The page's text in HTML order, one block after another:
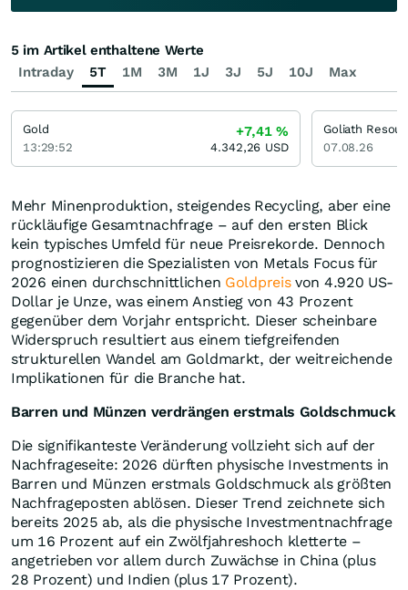
Mehr Minenproduktion, steigendes Recycling, aber eine
rückläufige Gesamtnachfrage – auf den ersten Blick
kein typisches Umfeld für neue Preisrekorde. Dennoch
prognostizieren die Spezialisten von Metals Focus für
2026 einen durchschnittlichen Goldpreisvon 4.920 US-
Dollar je Unze, was einem Anstieg von 43 Prozent
gegenüber dem Vorjahr entspricht. Dieser scheinbare
Widerspruch resultiert aus einem tiefgreifenden
strukturellen Wandel am Goldmarkt, der weitreichende
Implikationen für die Branche hat.
Barren und Münzen verdrängen erstmals Goldschmuck
Die signifikanteste Veränderung vollzieht sich auf der
Nachfrageseite: 2026 dürften physische Investments in
Barren und Münzen erstmals Goldschmuck als größten
Nachfrageposten ablösen. Dieser Trend zeichnete sich
bereits 2025 ab, als die physische Investmentnachfrage
um 16 Prozent auf ein Zwölfjahreshoch kletterte –
angetrieben vor allem durch Zuwächse in China (plus
28 Prozent) und Indien (plus 17 Prozent).
Intraday 5T 1M 3M 1J 3J 5J 10J Max
5 im Artikel enthaltene Werte
Gold
13:29:52
+7,41%
4.342,26 USD
Goliath
07.08.26